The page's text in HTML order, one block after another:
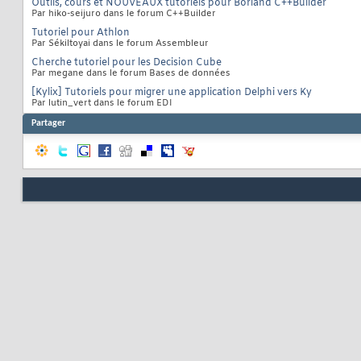
Outils, cours et NOUVEAUX tutoriels pour Borland C++Builder
Par hiko-seijuro dans le forum C++Builder
Tutoriel pour Athlon
Par Sékiltoyai dans le forum Assembleur
Cherche tutoriel pour les Decision Cube
Par megane dans le forum Bases de données
[Kylix] Tutoriels pour migrer une application Delphi vers Ky
Par lutin_vert dans le forum EDI
Partager